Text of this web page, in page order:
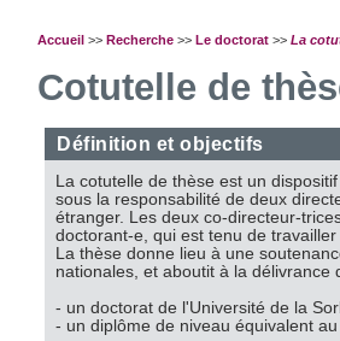
Accueil>> Recherche>> Le doctorat>> La
Cotutelle de
Définition et objectifs
La cotutelle de thèse est un
sous la responsabilité de deux
étranger. Les deux co-directeur-
doctorant-e, qui est tenu de
La thèse donne lieu à une
nationales, et aboutit à la délivrance
- un doctorat de l'Université de la
- un diplôme de niveau équivalent